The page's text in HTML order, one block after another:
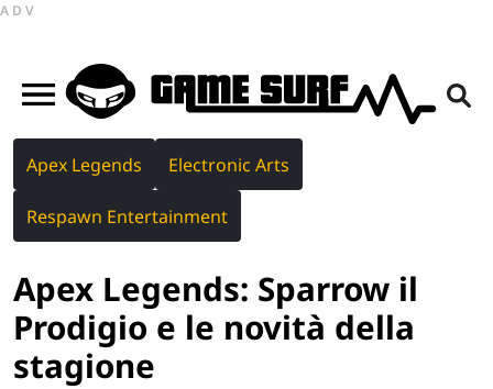
ADV
Apex Legends Electronic Arts
Respawn Entertainment
Apex Legends: Sparrow il
Prodigio e le novità della
stagione